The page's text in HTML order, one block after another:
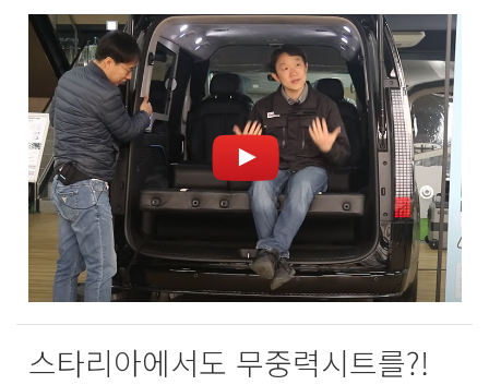
스타리아에서도 무중력시트를?!